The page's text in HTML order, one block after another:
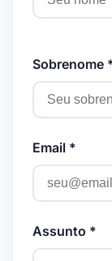
Sobrenome
Email *
Assunto *